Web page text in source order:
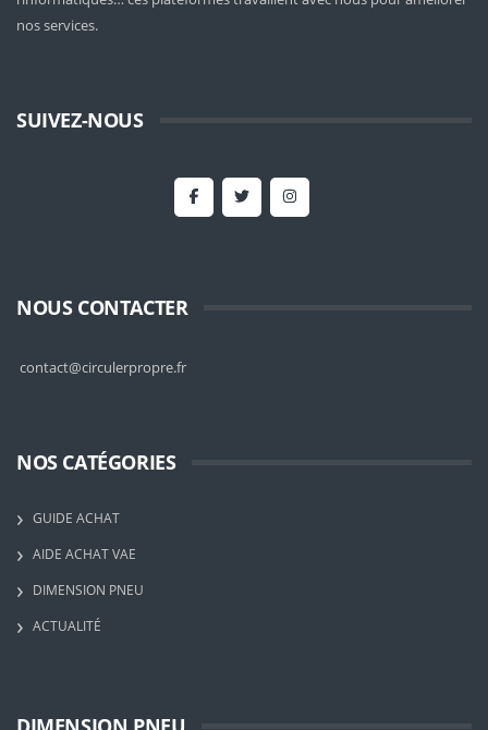
nos services.
SUIVEZ-NOUS
NOUS CONTACTER
contact@circulerpropre.fr
NOS CATÉGORIES
GUIDE ACHAT
AIDE ACHAT VAE
DIMENSION PNEU
ACTUALITÉ